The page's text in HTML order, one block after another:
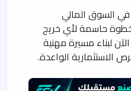
في السوق المالي
خطوة حاسمة لأي خريج
لبناء مسيرة مهنية
الاستثمارية الواعدة.